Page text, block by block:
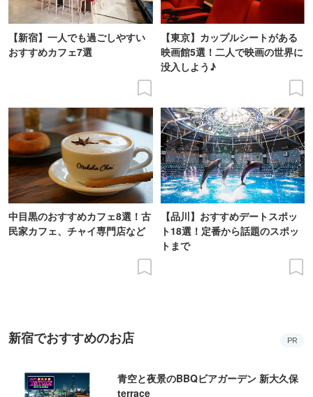
【新宿】一人でも過ごしやすい
おすすめカフェ7選
【東京】カップルシートがある
映画館5選！二人で映画の世界に
没入しよう♪
中目黒のおすすめカフェ8選！古
民家カフェ、チャイ専門店など
【品川】おすすめデートスポッ
ト18選！定番から話題のスポッ
トまで
新宿でおすすめのお店 PR
青空と夜景のBBQビアガーデン 新大久保
terrace